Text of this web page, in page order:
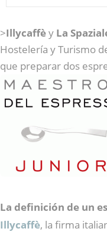
>Illycaffèy La
Hostelería y Turismo
que preparar dos
La definición de un
Illycaffè, la firma